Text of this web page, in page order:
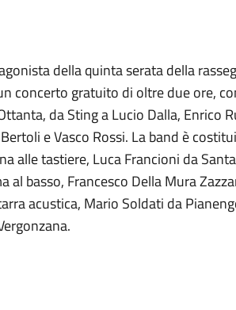
della quinta serata della
concerto gratuito di oltre due ore,
da Sting a Lucio Dalla, Enrico
e Vasco Rossi. La band è
alle tastiere, Luca Francioni da
al basso, Francesco Della Mura
acustica, Mario Soldati da